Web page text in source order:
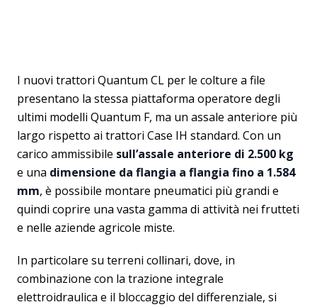
I nuovi trattori Quantum CL per le colture a file
presentano la stessa piattaforma operatore degli
ultimi modelli Quantum F, ma un assale anteriore più
largo rispetto ai trattori Case IH standard. Con un
carico ammissibile sull’assale anteriore di 2.500 kg
e una dimensione da flangia a flangia fino a 1.584
mm, è possibile montare pneumatici più grandi e
quindi coprire una vasta gamma di attività nei frutteti
e nelle aziende agricole miste.
In particolare su terreni collinari, dove, in
combinazione con la trazione integrale
elettroidraulica e il bloccaggio del differenziale, si